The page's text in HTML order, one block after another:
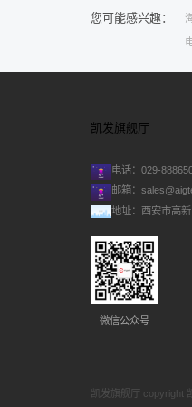
您可能感兴趣：
凯发旗舰厅
电话：029-
邮箱：
地址：西安市高
微信公众号
凯发旗舰厅 copyright